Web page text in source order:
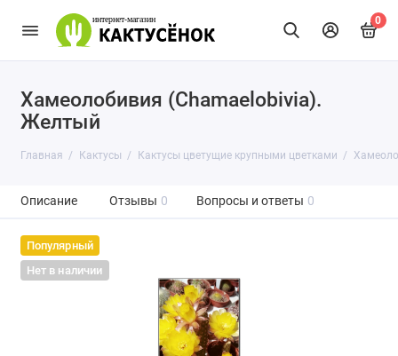
0
Хамеолобивия (Chamaelobivia).
Желтый
Главная Кактусы Кактусы цветущие крупными цветками
Описание Отзывы 0 Вопросы и ответы 0
Популярный
Нет в наличии